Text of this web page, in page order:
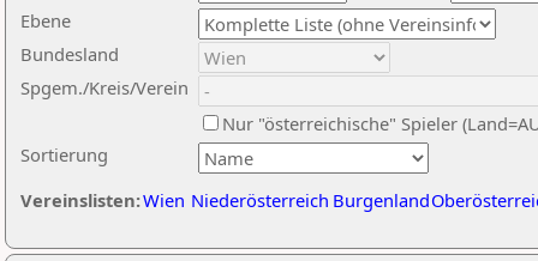
Ebene
Sortierung
Bundesland
Spgem./Kreis/Verein
Nur "österreichische" Spieler
Vereinslisten:Wien Niederösterreich Burgenland